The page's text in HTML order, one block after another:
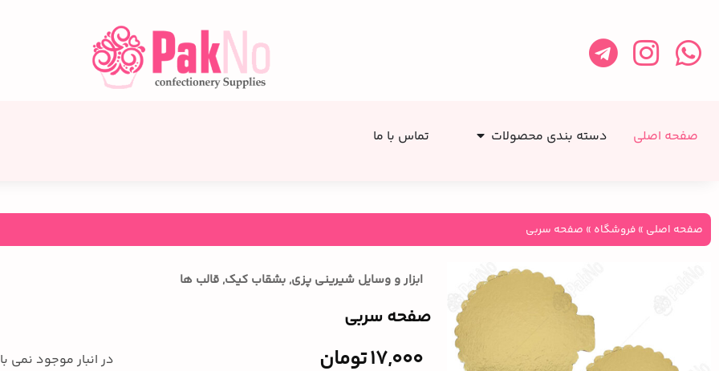
صفحه اصلی دسته بندی محصولات تماس با ما
صفحه اصلی »فروشگاه » صفحه سربی
ابزار و وسایل شیرینی پزی, بشقاب کیک, قالب ها
صفحه سربی
17,000تومان در انبار موجود نمی